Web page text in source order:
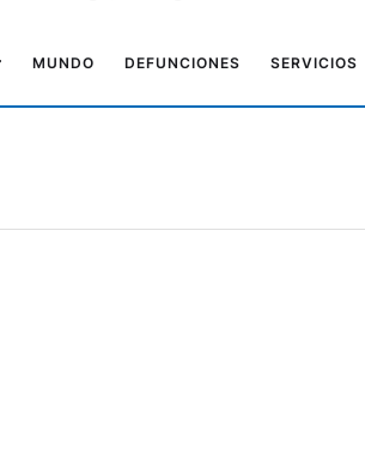
MUNDO DEFUNCIONES SERVICIOS